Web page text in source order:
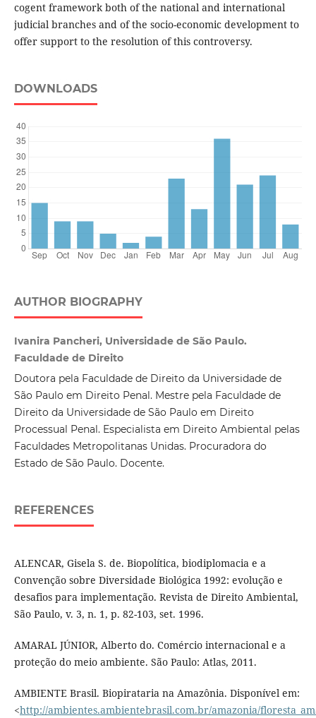
cogent framework both of the national and international
judicial branches and of the socio-economic development to
offer support to the resolution of this controversy.
DOWNLOADS
AUTHOR BIOGRAPHY
Ivanira Pancheri, Universidade de São Paulo.
Faculdade de Direito
Doutora pela Faculdade de Direito da Universidade de
São Paulo em Direito Penal. Mestre pela Faculdade de
Direito da Universidade de São Paulo em Direito
Processual Penal. Especialista em Direito Ambiental pelas
Faculdades Metropolitanas Unidas. Procuradora do
Estado de São Paulo. Docente.
REFERENCES
ALENCAR, Gisela S. de. Biopolítica, biodiplomacia e a
Convenção sobre Diversidade Biológica 1992: evolução e
desafios para implementação. Revista de Direito Ambiental,
São Paulo, v. 3, n. 1, p. 82-103, set. 1996.
AMARAL JÚNIOR, Alberto do. Comércio internacional e a
proteção do meio ambiente. São Paulo: Atlas, 2011.
AMBIENTE Brasil. Biopirataria na Amazônia. Disponível em:
<http://ambientes.ambientebrasil.com.br/amazonia/